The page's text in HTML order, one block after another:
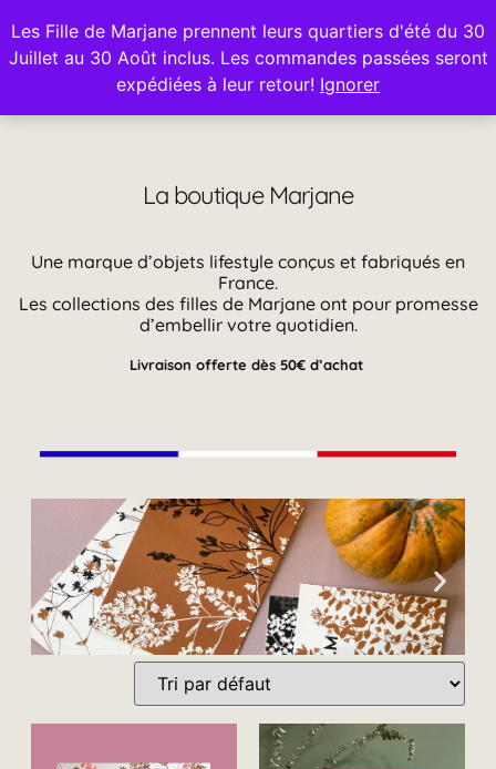
Les Fille de Marjane prennent leurs quartiers d'été du 30
Juillet au 30 Août inclus. Les commandes passées seront
expédiées à leur retour! Ignorer
0
La boutique Marjane
Une marque d’objets lifestyle conçus et fabriqués en
France.
Les collections des filles de Marjane ont pour promesse
d’embellir votre quotidien.
Livraison offerte dès 50€ d’achat